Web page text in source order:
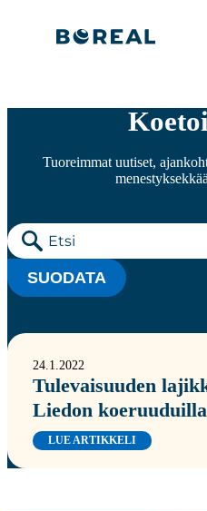
Tuoreimmat uutiset,
SUODATA
24.1.2022
Tulevaisuuden
Liedon
LUE ARTIKKELI